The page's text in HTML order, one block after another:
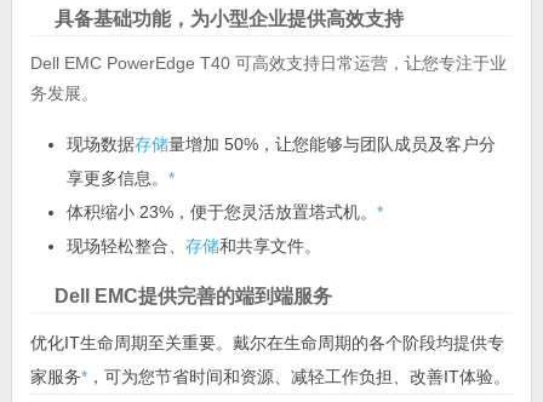
具备基础功能，为小型企业提供高效支持
Dell EMC PowerEdge T40 可高效支持日常运营，让您专注于业
务发展。
现场数据存储量增加 50%，让您能够与团队成员及客户分
享更多信息。 *
体积缩小 23%，便于您灵活放置塔式机。 *
现场轻松整合、 存储和共享文件。
Dell EMC提供完善的端到端服务
优化IT生命周期至关重要。戴尔在生命周期的各个阶段均提供专
家服务*，可为您节省时间和资源、减轻工作负担、改善IT体验。